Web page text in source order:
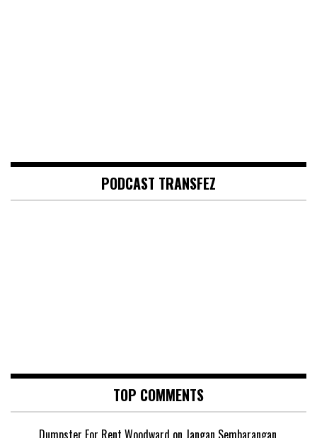
PODCAST TRANSFEZ
TOP COMMENTS
Dumpster For Rent Woodward on Jangan Sembarangan